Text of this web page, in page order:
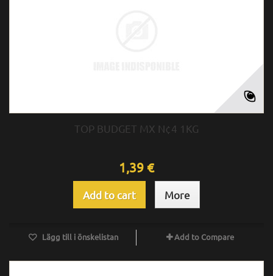
TOP BUDGET MX N¢4 1KG
1,39 €
Add to cart More
Lägg till i önskelistan Add to Compare